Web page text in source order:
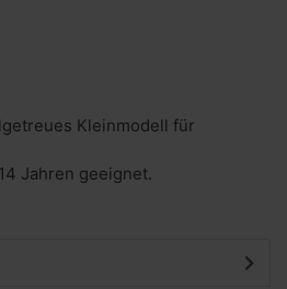
Kleinmodell für
Jahren geeignet.